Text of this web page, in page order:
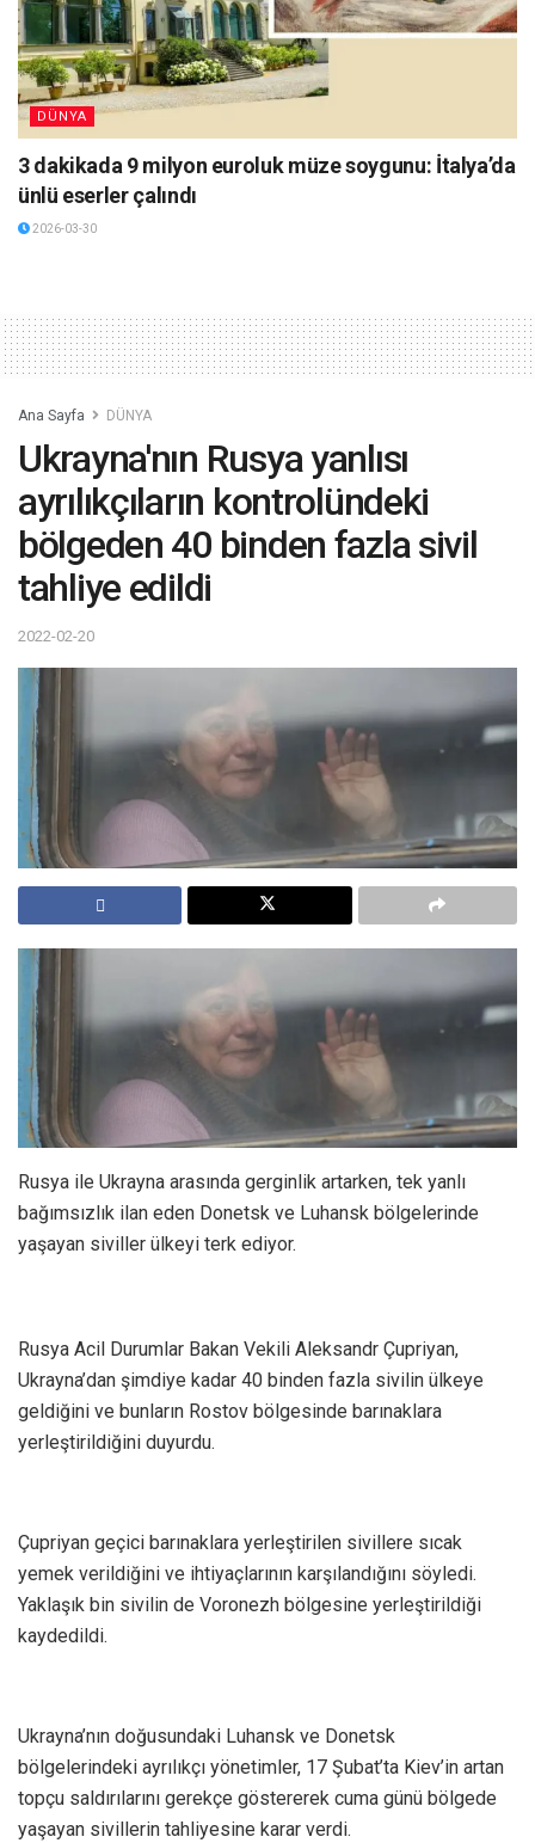
DÜNYA
3 dakikada 9 milyon euroluk müze soygunu: İtalya’da
ünlü eserler çalındı
2026-03-30
Ana Sayfa DÜNYA
Ukrayna'nın Rusya yanlısı
ayrılıkçıların kontrolündeki
bölgeden 40 binden fazla sivil
tahliye edildi
2022-02-20
Rusya ile Ukrayna arasında gerginlik artarken, tek yanlı
bağımsızlık ilan eden Donetsk ve Luhansk bölgelerinde
yaşayan siviller ülkeyi terk ediyor.
Rusya Acil Durumlar Bakan Vekili Aleksandr Çupriyan,
Ukrayna’dan şimdiye kadar 40 binden fazla sivilin ülkeye
geldiğini ve bunların Rostov bölgesinde barınaklara
yerleştirildiğini duyurdu.
Çupriyan geçici barınaklara yerleştirilen sivillere sıcak
yemek verildiğini ve ihtiyaçlarının karşılandığını söyledi.
Yaklaşık bin sivilin de Voronezh bölgesine yerleştirildiği
kaydedildi.
Ukrayna’nın doğusundaki Luhansk ve Donetsk
bölgelerindeki ayrılıkçı yönetimler, 17 Şubat’ta Kiev’in artan
topçu saldırılarını gerekçe göstererek cuma günü bölgede
yaşayan sivillerin tahliyesine karar verdi.